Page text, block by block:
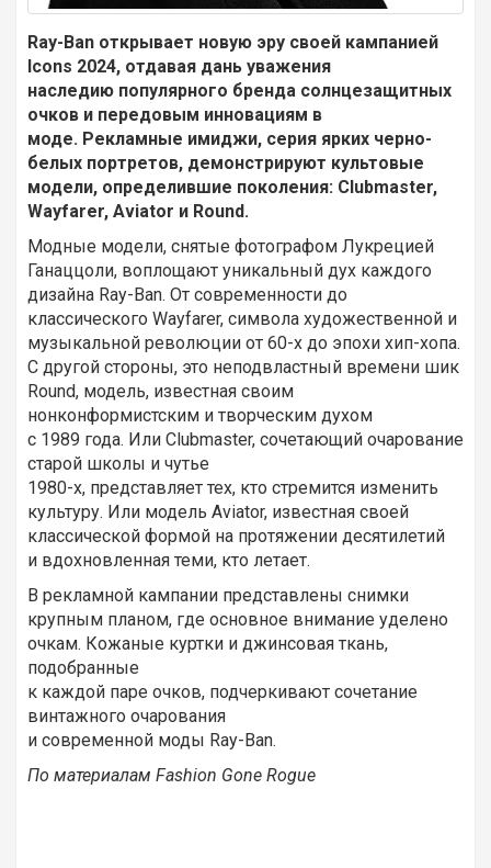
Ray-Ban открывает новую эру своей кампанией
Icons 2024, отдавая дань уважения
наследию популярного бренда солнцезащитных
очков и передовым инновациям в
моде. Рекламные имиджи, серия ярких черно-
белых портретов, демонстрируют культовые
модели, определившие поколения: Clubmaster,
Wayfarer, Aviator и Round.
Модные модели, снятые фотографом Лукрецией
Ганаццоли, воплощают уникальный дух каждого
дизайна Ray-Ban. От современности до
классического Wayfarer, символа художественной и
музыкальной революции от 60-х до эпохи хип-хопа.
С другой стороны, это неподвластный времени шик
Round, модель, известная своим
нонконформистским и творческим духом
с 1989 года. Или Clubmaster, сочетающий очарование
старой школы и чутье
1980-х, представляет тех, кто стремится изменить
культуру. Или модель Aviator, известная своей
классической формой на протяжении десятилетий
и вдохновленная теми, кто летает.
В рекламной кампании представлены снимки
крупным планом, где основное внимание уделено
очкам. Кожаные куртки и джинсовая ткань,
подобранные
к каждой паре очков, подчеркивают сочетание
винтажного очарования
и современной моды Ray-Ban.
По материалам Fashion Gone Rogue